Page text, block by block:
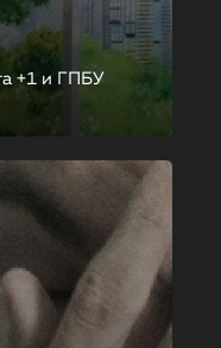
+1 и ГПБУ